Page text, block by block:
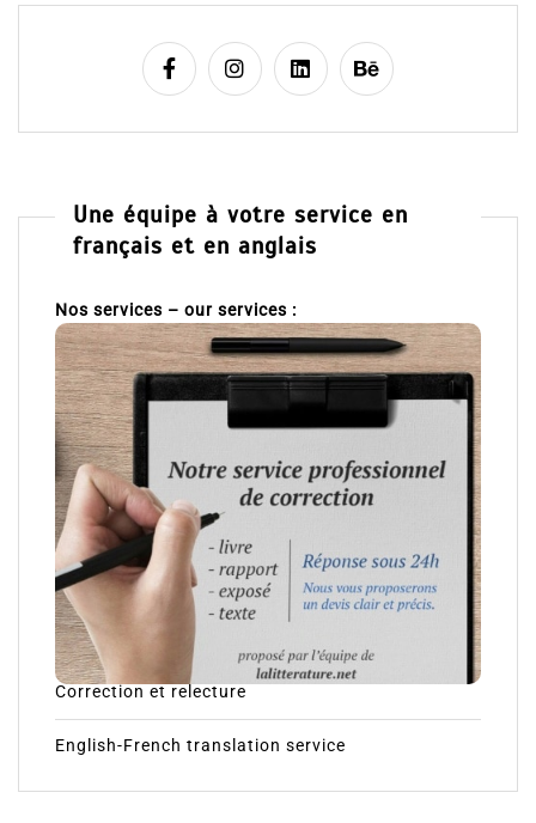
Une équipe à votre service en
français et en anglais
Nos services – our services :
Correction et relecture
English-French translation service